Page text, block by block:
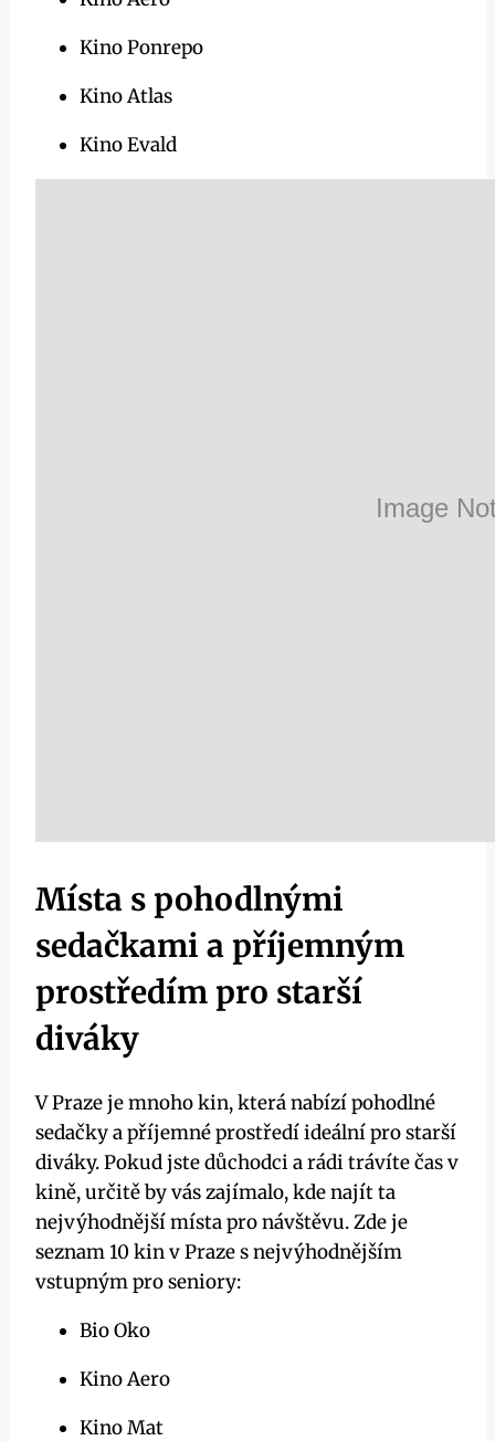
Kino Ponrepo
Kino Atlas
Kino Evald
Místa s pohodlnými
sedačkami a příjemným
prostředím pro starší
diváky
V Praze je mnoho kin, která nabízí pohodlné
sedačky a příjemné prostředí ideální pro starší
diváky. Pokud jste důchodci a rádi trávíte čas v
kině, určitě by vás zajímalo, kde najít ta
nejvýhodnější místa pro návštěvu. Zde je
seznam 10 kin v Praze s nejvýhodnějším
vstupným pro seniory:
Bio Oko
Kino Aero
Kino Mat